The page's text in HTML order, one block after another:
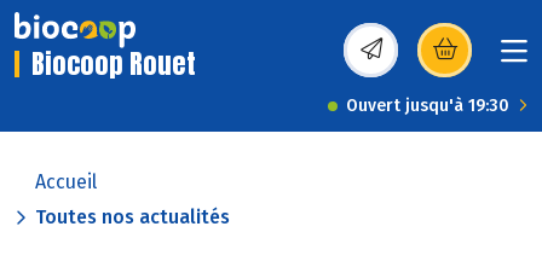
Biocoop Rouet (s’ouvre dans une
Ouvert jusqu'à 19:30
Accueil
Toutes nos actualités